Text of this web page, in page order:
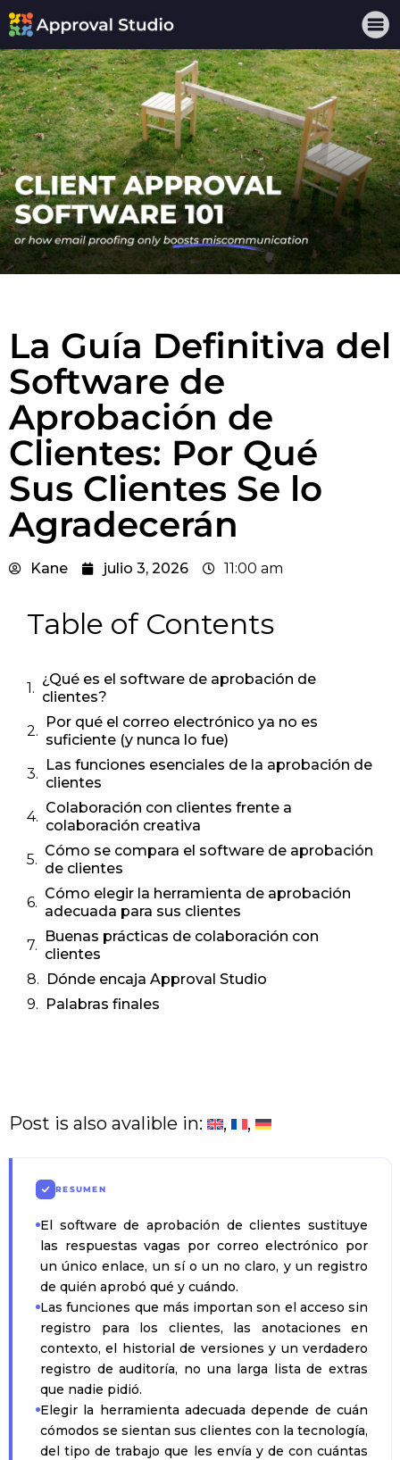
La Guía Definitiva del
Software de
Aprobación de
Clientes: Por Qué
Sus Clientes Se lo
Agradecerán
Kane julio 3, 2026 11:00 am
Table of Contents
¿Qué es el software de aprobación de
clientes?
Por qué el correo electrónico ya no es
suficiente (y nunca lo fue)
Las funciones esenciales de la aprobación de
clientes
Colaboración con clientes frente a
colaboración creativa
Cómo se compara el software de aprobación
de clientes
Cómo elegir la herramienta de aprobación
adecuada para sus clientes
Buenas prácticas de colaboración con
clientes
Dónde encaja Approval Studio
Palabras finales
Post is also avalible in:
RESUMEN
El software de aprobación de clientes sustituye
las respuestas vagas por correo electrónico por
un único enlace, un sí o un no claro, y un registro
de quién aprobó qué y cuándo.
Las funciones que más importan son el acceso sin
registro para los clientes, las anotaciones en
contexto, el historial de versiones y un verdadero
registro de auditoría, no una larga lista de extras
que nadie pidió.
Elegir la herramienta adecuada depende de cuán
cómodos se sientan sus clientes con la tecnología,
del tipo de trabajo que les envía y de con cuántas